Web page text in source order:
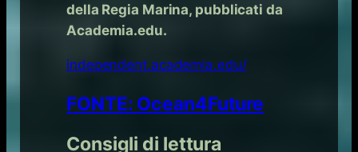
della Regia Marina, pubblicati da
Academia.edu.
independent.academia.edu/
FONTE: Ocean4Future
Consigli di lettura